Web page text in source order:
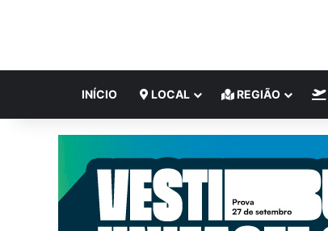
INÍCIO LOCAL REGIÃO